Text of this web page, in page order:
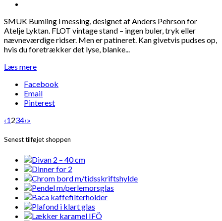
SMUK Bumling i messing, designet af Anders Pehrson for
Atelje Lyktan. FLOT vintage stand – ingen buler, tryk eller
nævneværdige ridser. Men er patineret. Kan givetvis pudses op,
hvis du foretrækker det lyse, blanke...
Læs mere
Facebook
Email
Pinterest
‹1234›»
Senest tilføjet shoppen